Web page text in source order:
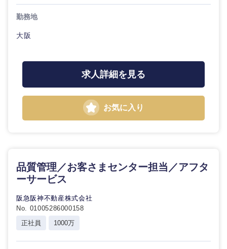
勤務地
大阪
求人詳細を見る
お気に入り
品質管理／お客さまセンター担当／アフタ
ーサービス
阪急阪神不動産株式会社
No. 01005286000158
正社員
1000万